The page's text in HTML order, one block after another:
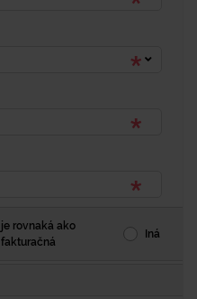
je rovnaká ako
fakturačná
Iná